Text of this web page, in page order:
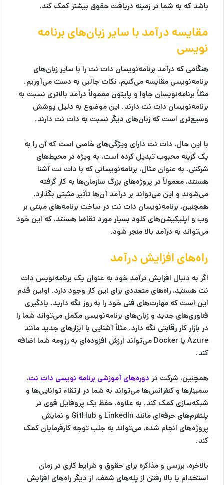
باشد که به شما در زمینه دریافت حقوق بیشتر کمک کند.
مقایسه درآمد با سایر زبان‌های برنامه
نویسی
هنگامی که درآمد برنامه‌نویسان دات نت را با سایر زبان‌های
برنامه‌نویسی مقایسه می‌کنیم، نکات جالبی به دست می‌آوریم.
مثلاً برنامه‌نویسان جاوا و پایتون معمولاً درآمد بالاتری نسبت به
برنامه‌نویسان دات نت دارند. این موضوع به دلیل پوشش
وسیع‌تری است که زبان‌های دیگر نسبت به دات نت دارند.
با این حال، دات نت دارای ویژگی‌های خاصی است که آن را به
یک گزینه محبوب تبدیل کرده است، به ویژه در محیط‌های
شرکتی. به عنوان مثال، برنامه‌نویسانی که با دات نت آشنا
هستند، معمولاً در پروژه‌های بزرگ سازمان‌ها به کار گرفته
می‌شوند و این می‌تواند بر درآمد آن‌ها تأثیر مثبتی بگذارد.
همچنین، برنامه‌نویسان دات نت در ساخت برنامه‌های مبتنی بر
وب و اپلیکیشن‌های کلود بسیار مورد تقاضا هستند، که این خود
می‌تواند به درآمد بالا منجر شود.
راه‌های افزایش درآمد
اگر به دنبال افزایش درآمد خود به عنوان یک برنامه‌نویس دات
نت هستید، راه‌های متعددی برای این کار وجود دارد. اولین قدم
این است که مهارت‌های فنی خود را به روز نگه دارید. یادگیری
فناوری‌های جدید و زبان‌های برنامه‌نویسی مکمل می‌تواند شما را
در بازار کار رقابتی نگه دارد. مثلاً آشنایی با ابزارهای جدید مانند
Azure یا Docker می‌تواند ارزش افزوده‌ای به رزومه شما اضافه
کند.
همچنین، شرکت در دوره‌های آموزشی برنامه نویسی دات نت،
سمینارها و کنفرانس‌ها می‌تواند به شما در ارتقاء توانایی‌ها و
شبکه‌سازی کمک کند. به علاوه، حفظ یک پروفایل قوی در
پلتفرم‌های حرفه‌ای مانند LinkedIn و GitHub و نمایش
پروژه‌های انجام شده، می‌تواند به جلب توجه کارفرمایان کمک
کند.
بالاخره، بررسی و مذاکره برای حقوق و شرایط کاری در زمان
استخدام یا بالا رفتن از پله‌های شغف، از دیگر راه‌های افزایش